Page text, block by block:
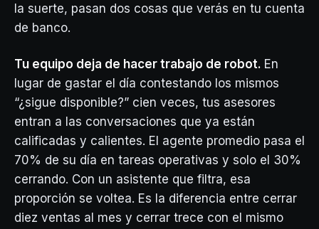
la suerte, pasan dos cosas que verás en tu cuenta
de banco.
Tu equipo deja de hacer trabajo de robot. En
lugar de gastar el día contestando los mismos
“¿sigue disponible?” cien veces, tus asesores
entran a las conversaciones que ya están
calificadas y calientes. El agente promedio pasa el
70% de su día en tareas operativas y solo el 30%
cerrando. Con un asistente que filtra, esa
proporción se voltea. Es la diferencia entre cerrar
diez ventas al mes y cerrar trece con el mismo